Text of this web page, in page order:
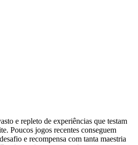
e repleto de experiências que testam
Poucos jogos recentes conseguem
e recompensa com tanta maestria